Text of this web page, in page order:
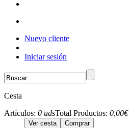
Nuevo cliente
Iniciar sesión
Cesta
Artículos: 0 udsTotal Productos: 0,00€